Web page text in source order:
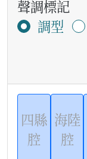
聲調標記
調型
四縣
腔
海陸
腔